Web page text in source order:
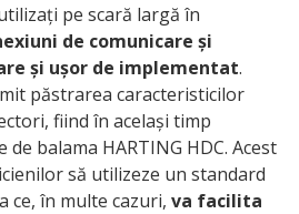
pe scară largă în
de comunicare și
și ușor de implementat.
păstrarea caracteristicilor
fiind în același timp
balama HARTING HDC. Acest
să utilizeze un standard
ce, în multe cazuri, va facilita